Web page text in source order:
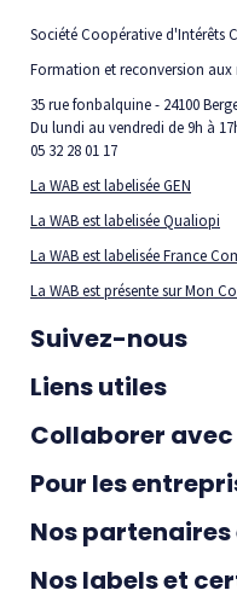
Société Coopérative d'Intérêts
Formation et reconversion
35 rue fonbalquine - 24100
Du lundi au vendredi de 9h à
05 32 28 01 17
La WAB est labelisée GEN
La WAB est labelisée Qualiopi
La WAB est labelisée France
La WAB est présente sur Mon
Suivez-nous
Liens utiles
Collaborer avec
Pour les
Nos
Nos labels et